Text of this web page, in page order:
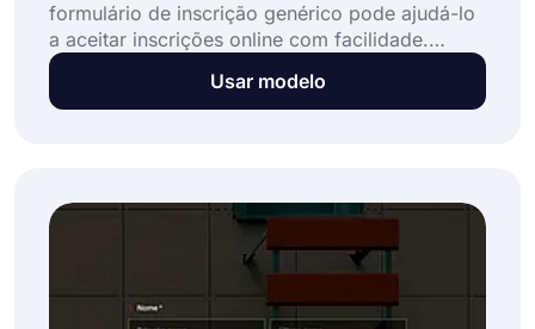
formulário de inscrição genérico pode ajudá-lo
a aceitar inscrições online com facilidade.
Dessa forma, o processo de registro será muito
mais curto e flexível para você e para os
formulário.
Usar modelo